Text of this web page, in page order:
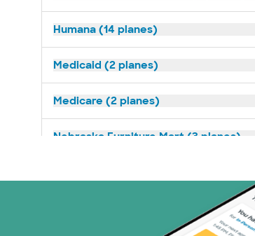
Humana (14 planes)
Medicaid (2 planes)
Medicare (2 planes)
Nebraska Furniture Mart (3 planes)